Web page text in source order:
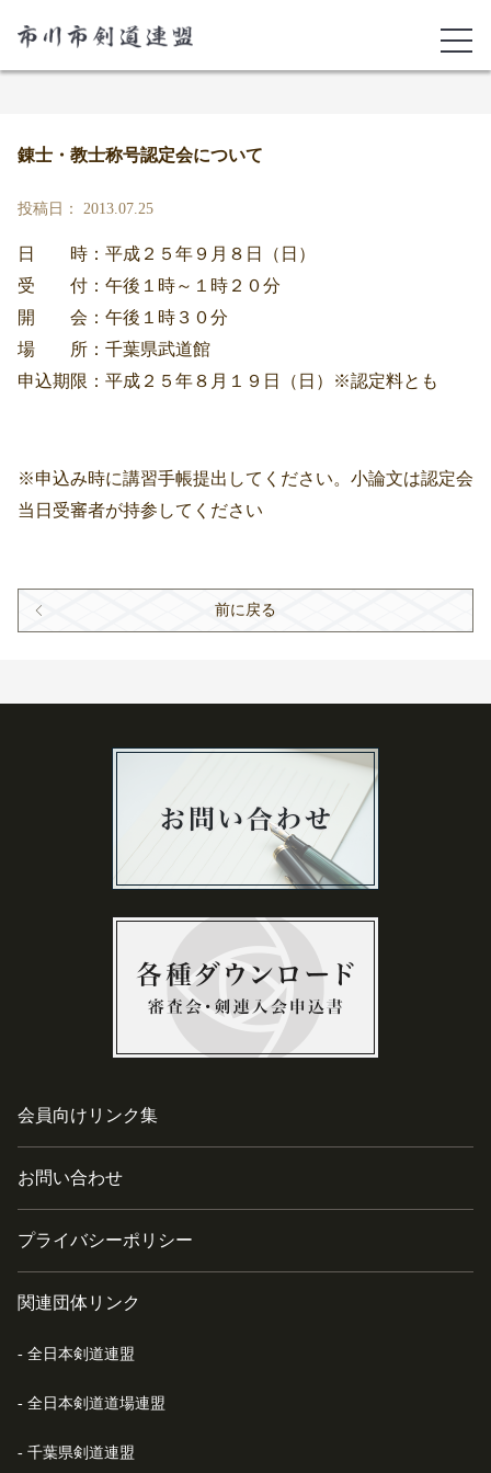
錬士・教士称号認定会について
投稿日： 2013.07.25
日 時：平成２５年９月８日（日）
受 付：午後１時～１時２０分
開 会：午後１時３０分
場 所：千葉県武道館
申込期限：平成２５年８月１９日（日）※認定料とも
※申込み時に講習手帳提出してください。小論文は認定会
当日受審者が持参してください
前に戻る
会員向けリンク集
お問い合わせ
プライバシーポリシー
関連団体リンク
全日本剣道連盟
全日本剣道道場連盟
千葉県剣道連盟